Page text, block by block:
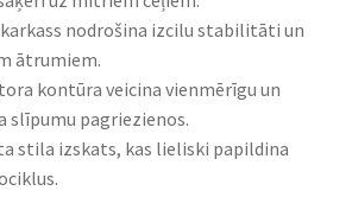
nodrošina izcilu stabilitāti un
ātrumiem.​
kontūra veicina vienmērīgu un
pagriezienos.​
stila izskats, kas lieliski papildina